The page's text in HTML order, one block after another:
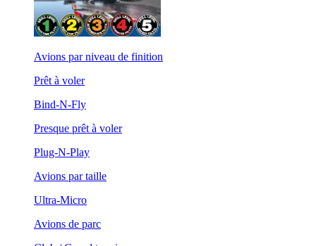
Avions par niveau de finition
Prêt à voler
Bind-N-Fly
Presque prêt à voler
Plug-N-Play
Avions par taille
Ultra-Micro
Avions de parc